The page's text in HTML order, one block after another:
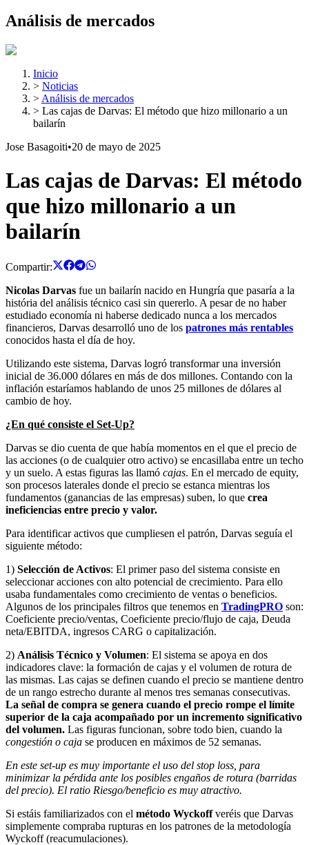
Análisis de mercados
Inicio
> Noticias
> Análisis de mercados
> Las cajas de Darvas: El método que hizo millonario a un
bailarín
Jose Basagoiti•20 de mayo de 2025
Las cajas de Darvas: El método
que hizo millonario a un
bailarín
Compartir:
Nicolas Darvas fue un bailarín nacido en Hungría que pasaría a la
história del análisis técnico casi sin quererlo. A pesar de no haber
estudiado economía ni haberse dedicado nunca a los mercados
financieros, Darvas desarrolló uno de los patrones más rentables
conocidos hasta el día de hoy.
Utilizando este sistema, Darvas logró transformar una inversión
inicial de 36.000 dólares en más de dos millones. Contando con la
inflación estaríamos hablando de unos 25 millones de dólares al
cambio de hoy.
¿En qué consiste el Set-Up?
Darvas se dio cuenta de que había momentos en el que el precio de
las acciones (o de cualquier otro activo) se encasillaba entre un techo
y un suelo. A estas figuras las llamó cajas. En el mercado de equity,
son procesos laterales donde el precio se estanca mientras los
fundamentos (ganancias de las empresas) suben, lo que crea
ineficiencias entre precio y valor.
Para identificar activos que cumpliesen el patrón, Darvas seguía el
siguiente método:
1) Selección de Activos: El primer paso del sistema consiste en
seleccionar acciones con alto potencial de crecimiento. Para ello
usaba fundamentales como crecimiento de ventas o beneficios.
Algunos de los principales filtros que tenemos en TradingPRO son:
Coeficiente precio/ventas, Coeficiente precio/flujo de caja, Deuda
neta/EBITDA, ingresos CARG o capitalización.
2) Análisis Técnico y Volumen: El sistema se apoya en dos
indicadores clave: la formación de cajas y el volumen de rotura de
las mismas. Las cajas se definen cuando el precio se mantiene dentro
de un rango estrecho durante al menos tres semanas consecutivas.
La señal de compra se genera cuando el precio rompe el límite
superior de la caja acompañado por un incremento significativo
del volumen. Las figuras funcionan, sobre todo bien, cuando la
congestión o caja se producen en máximos de 52 semanas.
En este set-up es muy importante el uso del stop loss, para
minimizar la pérdida ante los posibles engaños de rotura (barridas
del precio). El ratio Riesgo/beneficio es muy atractivo.
Si estáis familiarizados con el método Wyckoffveréis que Darvas
simplemente compraba rupturas en los patrones de la metodología
Wyckoff (reacumulaciones).